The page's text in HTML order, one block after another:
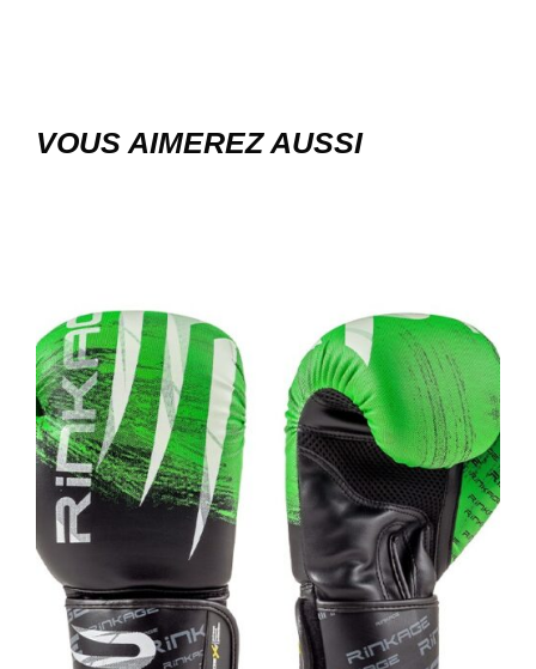
VOUS AIMEREZ AUSSI